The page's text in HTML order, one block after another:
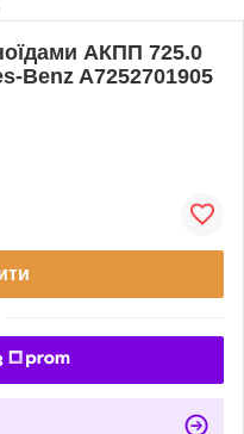
АКПП 725.0
Benz A7252701905